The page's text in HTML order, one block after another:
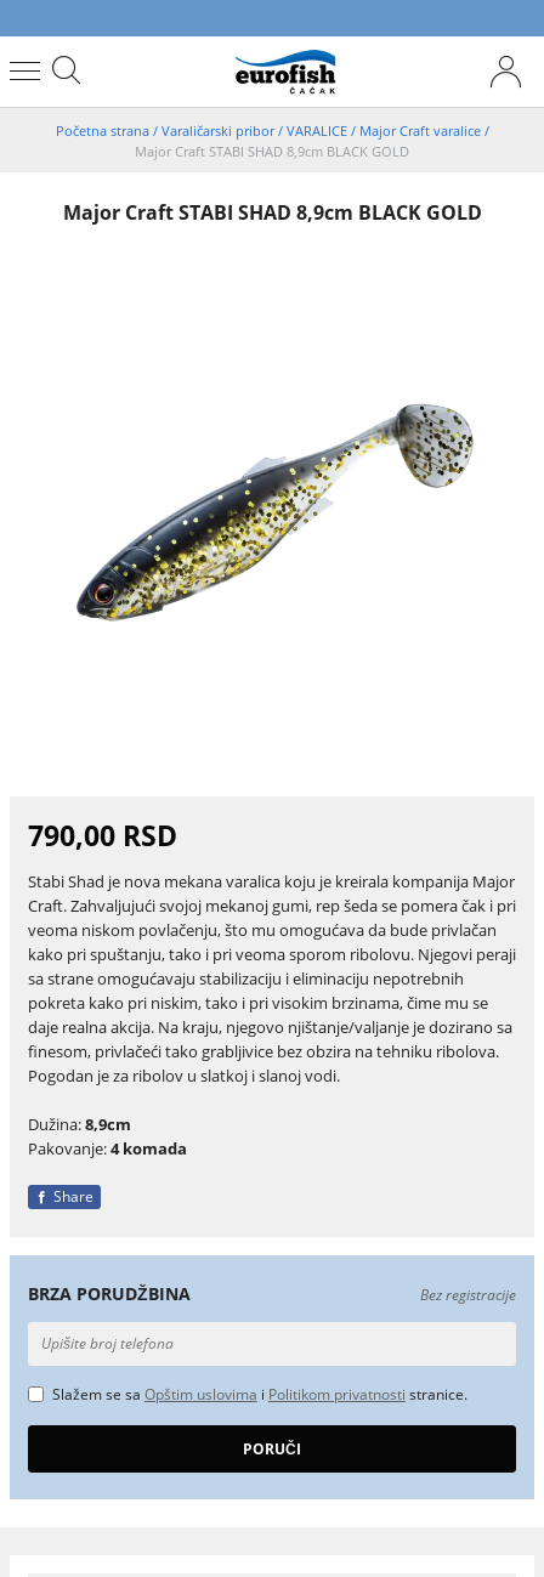
Početna strana / Varaličarski pribor/ VARALICE / Major Craft varalice /
Major Craft STABI SHAD 8,9cm BLACK GOLD
Major Craft STABI SHAD 8,9cm BLACK GOLD
790,00 RSD
Stabi Shad je nova mekana varalica koju je kreirala kompanija Major
Craft. Zahvaljujući svojoj mekanoj gumi, rep šeda se pomera čak i pri
veoma niskom povlačenju, što mu omogućava da bude privlačan
kako pri spuštanju, tako i pri veoma sporom ribolovu. Njegovi peraji
sa strane omogućavaju stabilizaciju i eliminaciju nepotrebnih
pokreta kako pri niskim, tako i pri visokim brzinama, čime mu se
daje realna akcija. Na kraju, njegovo njištanje/valjanje je dozirano sa
finesom, privlačeći tako grabljivice bez obzira na tehniku ribolova.
Pogodan je za ribolov u slatkoj i slanoj vodi.
Dužina:8,9cm
Pakovanje:4 komada
Share
BRZA PORUDŽBINA Bez registracije
Slažem se sa Opštim uslovima i Politikom privatnosti stranice.